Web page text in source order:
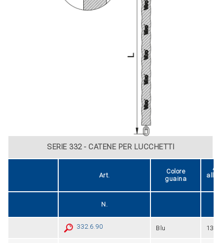
SERIE 332 - CATENE PER LUCCHETTI
Art.
Colore
guaina
N.
332.6.90 Blu 13